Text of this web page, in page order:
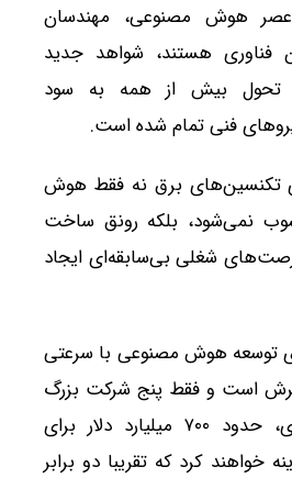
عصر هوش مصنوعی، مهندسان
فناوری هستند، شواهد جدید
تحول بیش از همه به سود
فنی تمام شده است.
تکنسین‌های برق نه فقط هوش
نمی‌شود، بلکه رونق ساخت
شغلی بی‌سابقه‌ای ایجاد
توسعه هوش مصنوعی با سرعتی
است و فقط پنج شرکت بزرگ
فناوری در سال جاری، حدود ۷۰۰ میلیارد دلار برای
خواهند کرد که تقریبا دو برابر